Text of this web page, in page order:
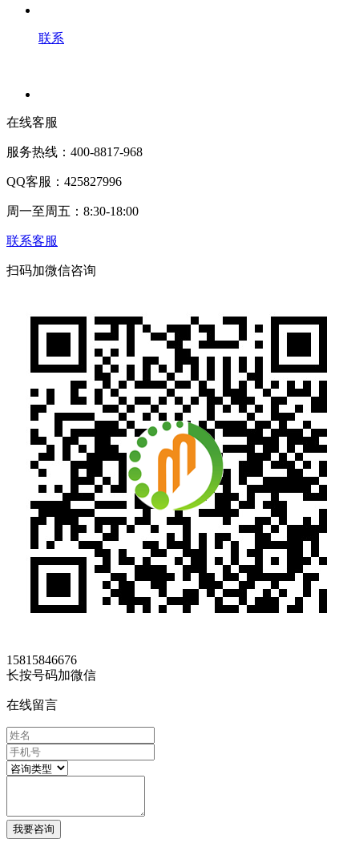
联系
在线客服
服务热线：400-8817-968
QQ客服：425827996
周一至周五：8:30-18:00
联系客服
扫码加微信咨询
15815846676
长按号码加微信
在线留言
我要咨询